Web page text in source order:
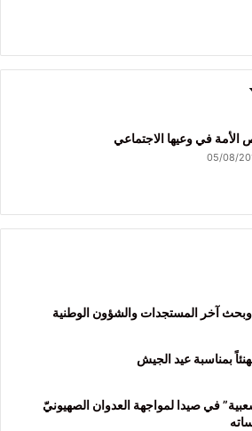
الأمة في وعيها الاجتماعي
05/08/
آخر المستجدات والشؤون الوطنية
بمناسبة عيد الجيش
في صيدا لمواجهة العدوان الصهيونيّ